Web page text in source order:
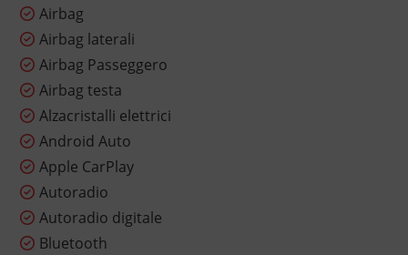
Airbag
Airbag laterali
Airbag Passeggero
Airbag testa
Alzacristalli elettrici
Android Auto
Apple CarPlay
Autoradio
Autoradio digitale
Bluetooth